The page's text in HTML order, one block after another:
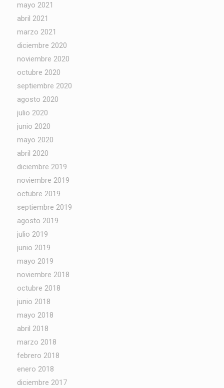
mayo 2021
abril 2021
marzo 2021
diciembre 2020
noviembre 2020
octubre 2020
septiembre 2020
agosto 2020
julio 2020
junio 2020
mayo 2020
abril 2020
diciembre 2019
noviembre 2019
octubre 2019
septiembre 2019
agosto 2019
julio 2019
junio 2019
mayo 2019
noviembre 2018
octubre 2018
junio 2018
mayo 2018
abril 2018
marzo 2018
febrero 2018
enero 2018
diciembre 2017